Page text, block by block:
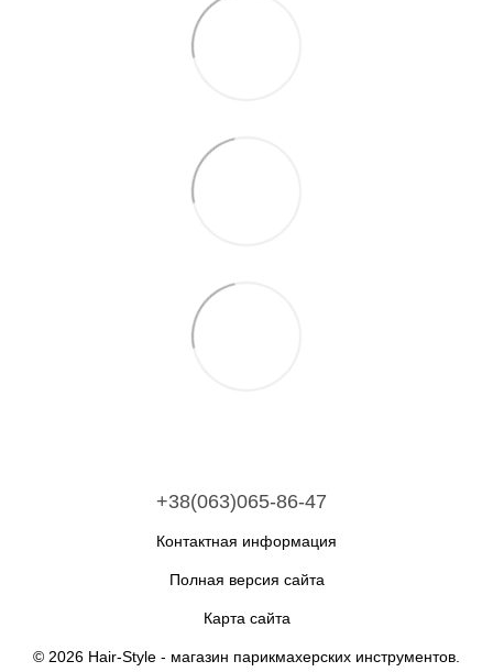
+38(063)065-86-47
Контактная информация
Полная версия сайта
Карта сайта
© 2026 Hair-Style - магазин парикмахерских инструментов